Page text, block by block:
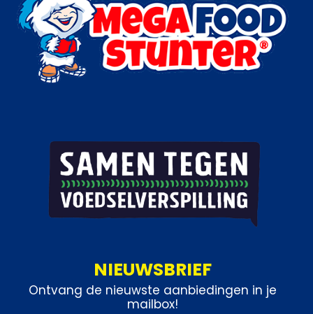
NIEUWSBRIEF
Ontvang de nieuwste aanbiedingen in je
mailbox!